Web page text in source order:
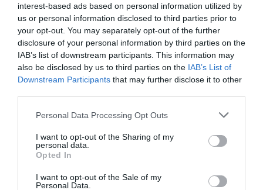
interest-based ads based on personal information utilized by
us or personal information disclosed to third parties prior to
your opt-out. You may separately opt-out of the further
disclosure of your personal information by third parties on the
IAB’s list of downstream participants. This information may
also be disclosed by us to third parties on the IAB’s List of
Downstream Participants that may further disclose it to other
Personal Data Processing Opt Outs
I want to opt-out of the Sharing of my
personal data.
Opted In
I want to opt-out of the Sale of my
Personal Data.
sostenibilidad
Su oferta de productos se centra sobre todo en
una gama especializada de variedades concretas
de crustáceos, pescados variados, surimis,
cefalópodos y bivalvos que comercializan con las
marcas Aligator, Amira y Amatsu. Esta última se
apuesta de la compañía es potenciar la
comercialización de productos procedentes de la
pesca y la acuicultura sostenibles.